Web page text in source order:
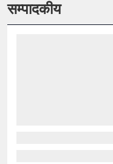
सम्पादकीय